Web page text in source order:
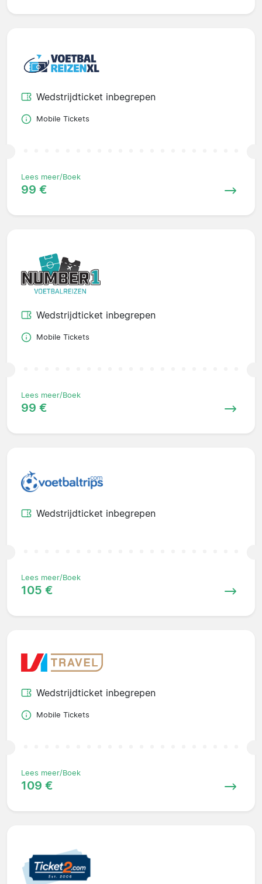
Wedstrijdticket inbegrepen
Mobile Tickets
Lees meer/Boek
99 €
Wedstrijdticket inbegrepen
Mobile Tickets
Lees meer/Boek
99 €
Wedstrijdticket inbegrepen
Lees meer/Boek
105 €
Wedstrijdticket inbegrepen
Mobile Tickets
Lees meer/Boek
109 €